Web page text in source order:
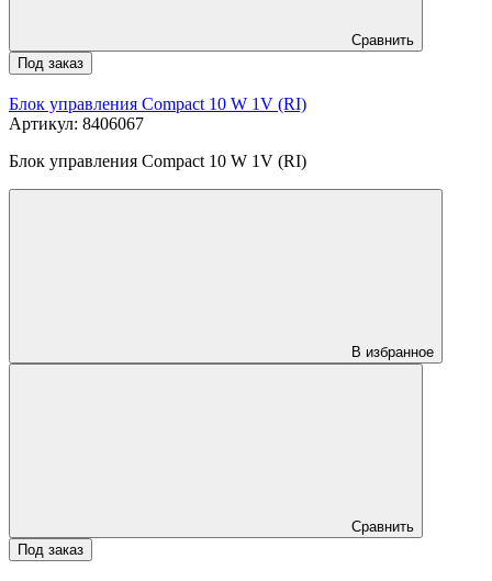
Сравнить
Под заказ
Блок управления Compact 10 W 1V (RI)
Артикул: 8406067
Блок управления Compact 10 W 1V (RI)
В избранное
Сравнить
Под заказ